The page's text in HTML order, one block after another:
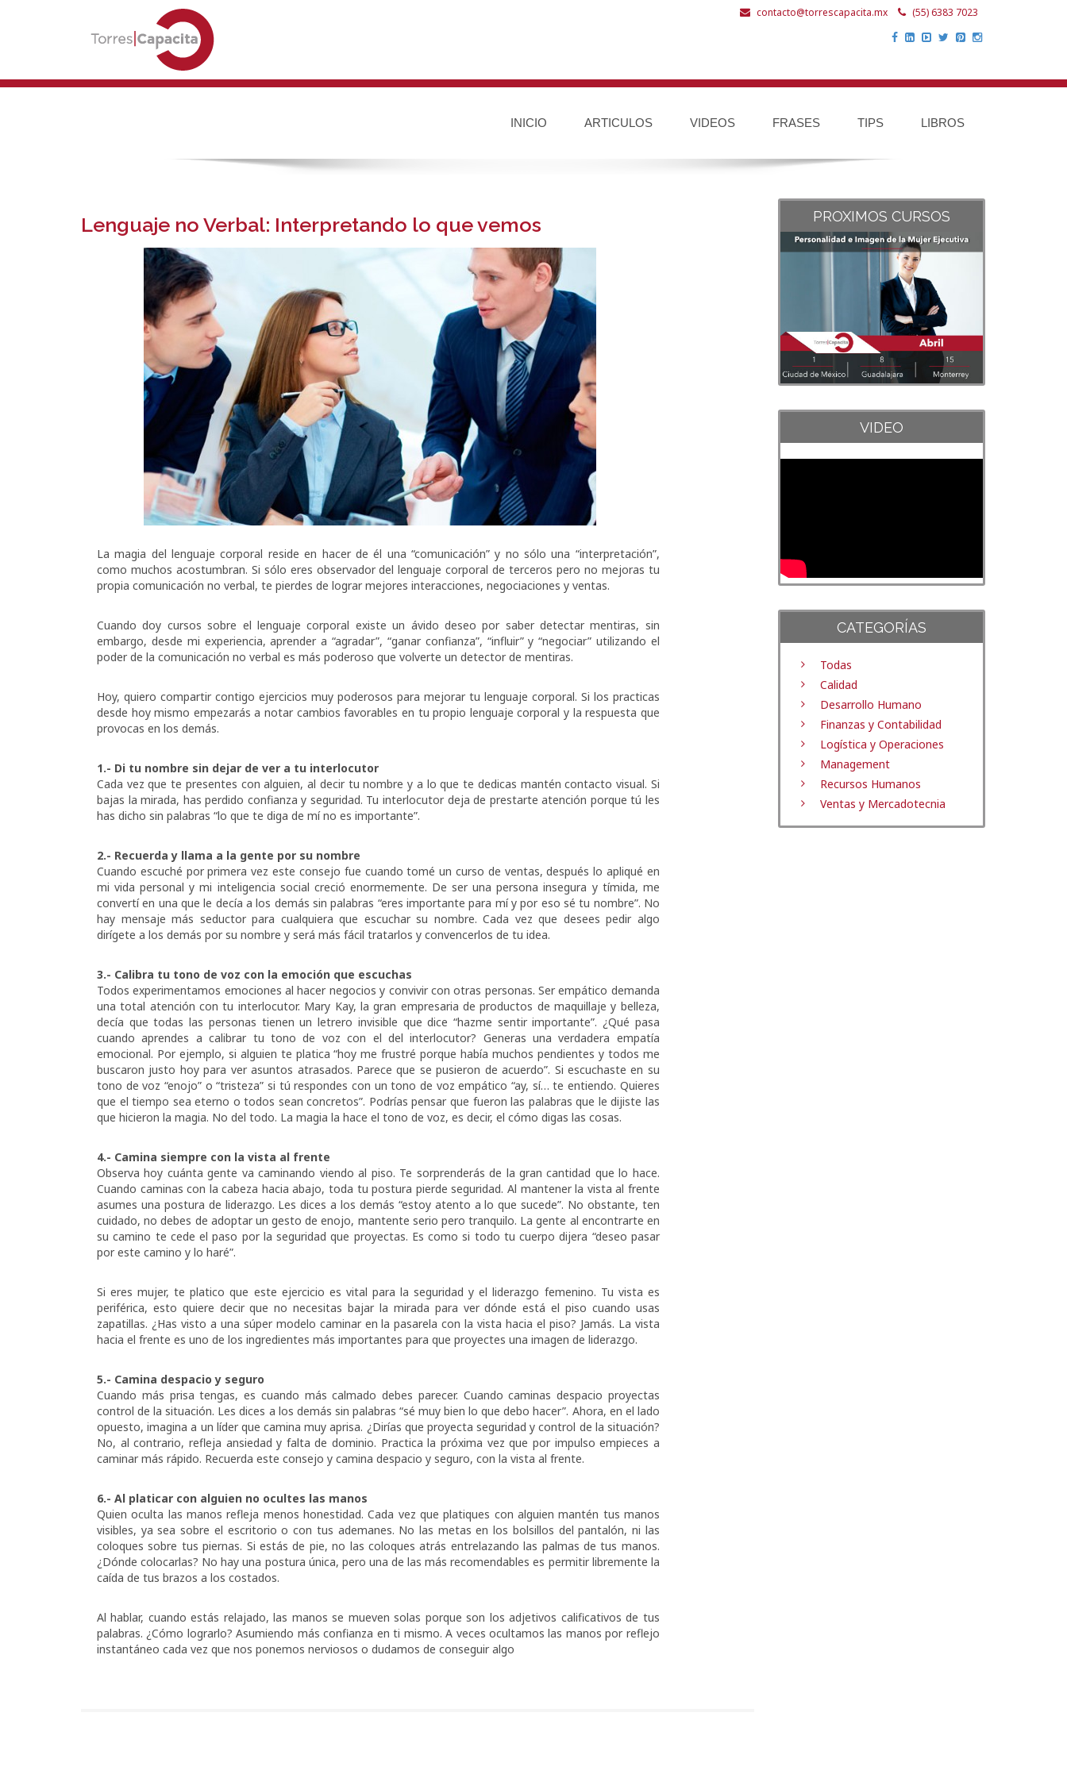
contacto@torrescapacita.mx (55) 6383 7023
INICIO ARTICULOS VIDEOS FRASES TIPS LIBROS
Lenguaje no Verbal: Interpretando lo que vemos
La magia del lenguaje corporal reside en hacer de él una “comunicación” y no sólo una “interpretación”,
como muchos acostumbran. Si sólo eres observador del lenguaje corporal de terceros pero no mejoras tu
propia comunicación no verbal, te pierdes de lograr mejores interacciones, negociaciones y ventas.
Cuando doy cursos sobre el lenguaje corporal existe un ávido deseo por saber detectar mentiras, sin
embargo, desde mi experiencia, aprender a “agradar”, “ganar confianza”, “influir” y “negociar” utilizando el
poder de la comunicación no verbal es más poderoso que volverte un detector de mentiras.
Hoy, quiero compartir contigo ejercicios muy poderosos para mejorar tu lenguaje corporal. Si los practicas
desde hoy mismo empezarás a notar cambios favorables en tu propio lenguaje corporal y la respuesta que
provocas en los demás.
1.- Di tu nombre sin dejar de ver a tu interlocutor
Cada vez que te presentes con alguien, al decir tu nombre y a lo que te dedicas mantén contacto visual. Si
bajas la mirada, has perdido confianza y seguridad. Tu interlocutor deja de prestarte atención porque tú les
has dicho sin palabras “lo que te diga de mí no es importante”.
2.- Recuerda y llama a la gente por su nombre
Cuando escuché por primera vez este consejo fue cuando tomé un curso de ventas, después lo apliqué en
mi vida personal y mi inteligencia social creció enormemente. De ser una persona insegura y tímida, me
convertí en una que le decía a los demás sin palabras “eres importante para mí y por eso sé tu nombre”. No
hay mensaje más seductor para cualquiera que escuchar su nombre. Cada vez que desees pedir algo
dirígete a los demás por su nombre y será más fácil tratarlos y convencerlos de tu idea.
3.- Calibra tu tono de voz con la emoción que escuchas
Todos experimentamos emociones al hacer negocios y convivir con otras personas. Ser empático demanda
una total atención con tu interlocutor. Mary Kay, la gran empresaria de productos de maquillaje y belleza,
decía que todas las personas tienen un letrero invisible que dice “hazme sentir importante”. ¿Qué pasa
cuando aprendes a calibrar tu tono de voz con el del interlocutor? Generas una verdadera empatía
emocional. Por ejemplo, si alguien te platica “hoy me frustré porque había muchos pendientes y todos me
buscaron justo hoy para ver asuntos atrasados. Parece que se pusieron de acuerdo”. Si escuchaste en su
tono de voz “enojo” o “tristeza” si tú respondes con un tono de voz empático “ay, sí… te entiendo. Quieres
que el tiempo sea eterno o todos sean concretos”. Podrías pensar que fueron las palabras que le dijiste las
que hicieron la magia. No del todo. La magia la hace el tono de voz, es decir, el cómo digas las cosas.
4.- Camina siempre con la vista al frente
Observa hoy cuánta gente va caminando viendo al piso. Te sorprenderás de la gran cantidad que lo hace.
Cuando caminas con la cabeza hacia abajo, toda tu postura pierde seguridad. Al mantener la vista al frente
asumes una postura de liderazgo. Les dices a los demás “estoy atento a lo que sucede”. No obstante, ten
cuidado, no debes de adoptar un gesto de enojo, mantente serio pero tranquilo. La gente al encontrarte en
su camino te cede el paso por la seguridad que proyectas. Es como si todo tu cuerpo dijera “deseo pasar
por este camino y lo haré”.
Si eres mujer, te platico que este ejercicio es vital para la seguridad y el liderazgo femenino. Tu vista es
periférica, esto quiere decir que no necesitas bajar la mirada para ver dónde está el piso cuando usas
zapatillas. ¿Has visto a una súper modelo caminar en la pasarela con la vista hacia el piso? Jamás. La vista
hacia el frente es uno de los ingredientes más importantes para que proyectes una imagen de liderazgo.
5.- Camina despacio y seguro
Cuando más prisa tengas, es cuando más calmado debes parecer. Cuando caminas despacio proyectas
control de la situación. Les dices a los demás sin palabras “sé muy bien lo que debo hacer”. Ahora, en el lado
opuesto, imagina a un líder que camina muy aprisa. ¿Dirías que proyecta seguridad y control de la situación?
No, al contrario, refleja ansiedad y falta de dominio. Practica la próxima vez que por impulso empieces a
caminar más rápido. Recuerda este consejo y camina despacio y seguro, con la vista al frente.
6.- Al platicar con alguien no ocultes las manos
Quien oculta las manos refleja menos honestidad. Cada vez que platiques con alguien mantén tus manos
visibles, ya sea sobre el escritorio o con tus ademanes. No las metas en los bolsillos del pantalón, ni las
coloques sobre tus piernas. Si estás de pie, no las coloques atrás entrelazando las palmas de tus manos.
¿Dónde colocarlas? No hay una postura única, pero una de las más recomendables es permitir libremente la
caída de tus brazos a los costados.
Al hablar, cuando estás relajado, las manos se mueven solas porque son los adjetivos calificativos de tus
palabras. ¿Cómo lograrlo? Asumiendo más confianza en ti mismo. A veces ocultamos las manos por reflejo
instantáneo cada vez que nos ponemos nerviosos o dudamos de conseguir algo
PROXIMOS CURSOS
VIDEO
CATEGORÍAS
Todas
Calidad
Desarrollo Humano
Finanzas y Contabilidad
Logística y Operaciones
Management
Recursos Humanos
Ventas y Mercadotecnia